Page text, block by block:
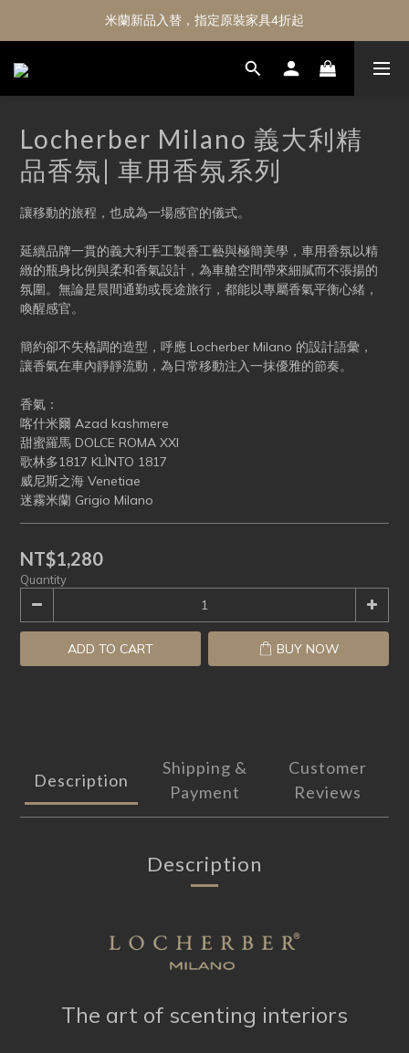
米蘭新品入替，指定原裝家具4折起
Locherber Milano 義大利精
品香氛| 車用香氛系列
讓移動的旅程，也成為一場感官的儀式。
延續品牌一貫的義大利手工製香工藝與極簡美學，車用香氛以精
緻的瓶身比例與柔和香氣設計，為車艙空間帶來細膩而不張揚的
氛圍。無論是晨間通勤或長途旅行，都能以專屬香氣平衡心緒，
喚醒感官。
簡約卻不失格調的造型，呼應 Locherber Milano 的設計語彙，
讓香氣在車內靜靜流動，為日常移動注入一抹優雅的節奏。
香氣：
喀什米爾 Azad kashmere
甜蜜羅馬 DOLCE ROMA XXI
歌林多1817 KLÌNTO 1817
威尼斯之海 Venetiae
迷霧米蘭 Grigio Milano
NT$1,280
Quantity
ADD TO CART BUY NOW
Description
Shipping &
Payment
Customer
Reviews
Description
The art of scenting interiors